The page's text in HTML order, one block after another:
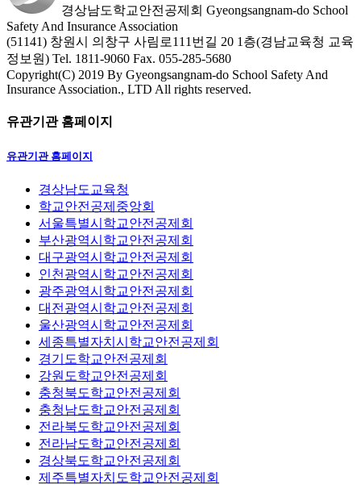
경상남도학교안전공제회 Gyeongsangnam-do School
Safety And Insurance Association
(51141) 창원시 의창구 사림로111번길 20 1층(경남교육청 교육
정보원) Tel. 1811-9060 Fax. 055-285-5680
Copyright(C) 2019 By Gyeongsangnam-do School Safety And
Insurance Association., LTD All rights reserved.
유관기관 홈페이지
유관기관 홈페이지
경상남도교육청
학교안전공제중앙회
서울특별시학교안전공제회
부산광역시학교안전공제회
대구광역시학교안전공제회
인천광역시학교안전공제회
광주광역시학교안전공제회
대전광역시학교안전공제회
울산광역시학교안전공제회
세종특별자치시학교안전공제회
경기도학교안전공제회
강원도학교안전공제회
충청북도학교안전공제회
충청남도학교안전공제회
전라북도학교안전공제회
전라남도학교안전공제회
경상북도학교안전공제회
제주특별자치도학교안전공제회